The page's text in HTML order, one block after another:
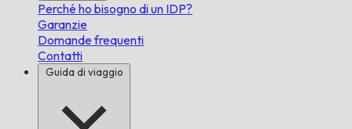
Perché ho bisogno di un IDP?
Garanzie
Domande frequenti
Contatti
Guida di viaggio